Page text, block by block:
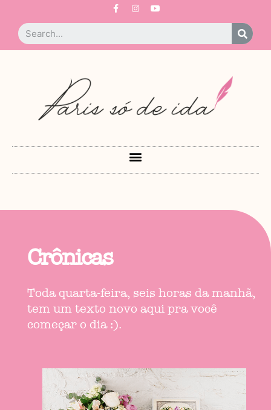
Crônicas
Toda quarta-feira, seis horas da manhã,
tem um texto novo aqui pra você
começar o dia :).